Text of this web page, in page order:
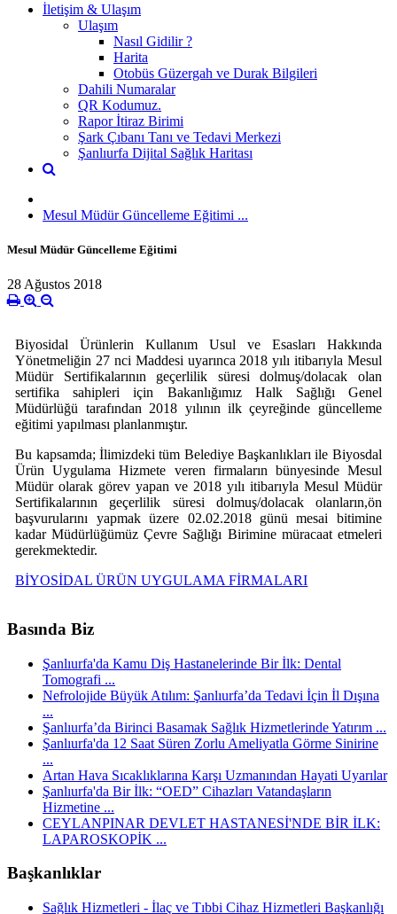
İletişim & Ulaşım
Ulaşım
Nasıl Gidilir ?
Harita
Otobüs Güzergah ve Durak Bilgileri
Dahili Numaralar
QR Kodumuz.
Rapor İtiraz Birimi
Şark Çıbanı Tanı ve Tedavi Merkezi
Şanlıurfa Dijital Sağlık Haritası
Mesul Müdür Güncelleme Eğitimi ...
Mesul Müdür Güncelleme Eğitimi
28 Ağustos 2018
Biyosidal Ürünlerin Kullanım Usul ve Esasları Hakkında
Yönetmeliğin 27 nci Maddesi uyarınca 2018 yılı itibarıyla Mesul
Müdür Sertifikalarının geçerlilik süresi dolmuş/dolacak olan
sertifika sahipleri için Bakanlığımız Halk Sağlığı Genel
Müdürlüğü tarafından 2018 yılının ilk çeyreğinde güncelleme
eğitimi yapılması planlanmıştır.
Bu kapsamda; İlimizdeki tüm Belediye Başkanlıkları ile Biyosdal
Ürün Uygulama Hizmete veren firmaların bünyesinde Mesul
Müdür olarak görev yapan ve 2018 yılı itibarıyla Mesul Müdür
Sertifikalarının geçerlilik süresi dolmuş/dolacak olanların,ön
başvurularını yapmak üzere 02.02.2018 günü mesai bitimine
kadar Müdürlüğümüz Çevre Sağlığı Birimine müracaat etmeleri
gerekmektedir.
BİYOSİDAL ÜRÜN UYGULAMA FİRMALARI
Basında Biz
Şanlıurfa'da Kamu Diş Hastanelerinde Bir İlk: Dental
Tomografi ...
Nefrolojide Büyük Atılım: Şanlıurfa’da Tedavi İçin İl Dışına
...
Şanlıurfa’da Birinci Basamak Sağlık Hizmetlerinde Yatırım ...
Şanlıurfa'da 12 Saat Süren Zorlu Ameliyatla Görme Sinirine
...
Artan Hava Sıcaklıklarına Karşı Uzmanından Hayati Uyarılar
Şanlıurfa'da Bir İlk: “OED” Cihazları Vatandaşların
Hizmetine ...
CEYLANPINAR DEVLET HASTANESİ'NDE BİR İLK:
LAPAROSKOPİK ...
Başkanlıklar
Sağlık Hizmetleri - İlaç ve Tıbbi Cihaz Hizmetleri Başkanlığı